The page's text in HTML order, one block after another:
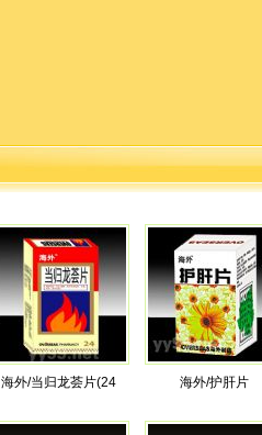
海外/当归龙荟片(24 海外/护肝片